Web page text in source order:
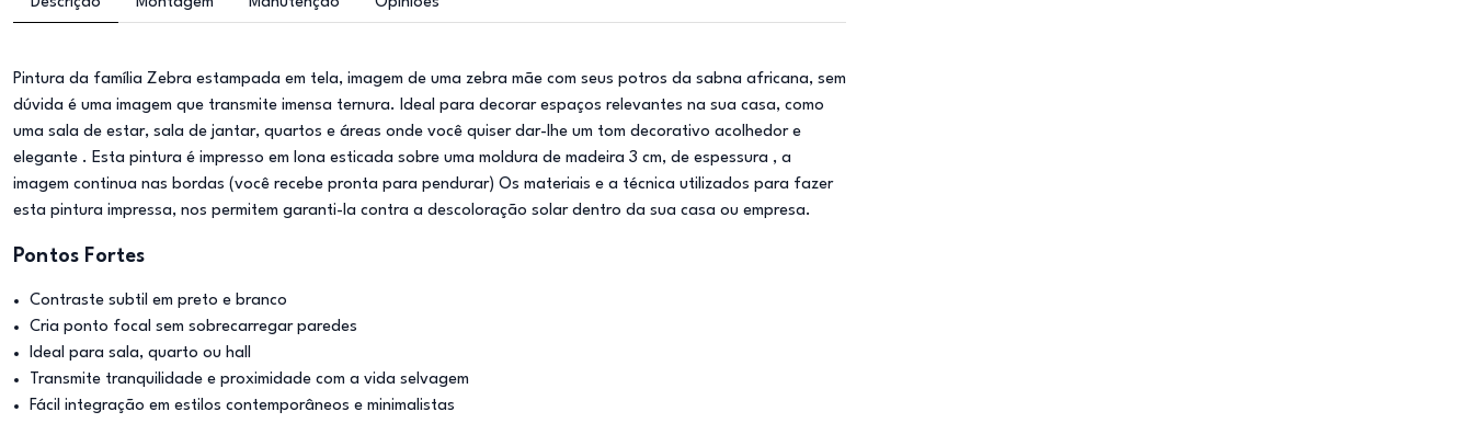
Pintura da família Zebra estampada em tela, imagem de uma zebra mãe com seus potros da sabna africana, sem
dúvida é uma imagem que transmite imensa ternura. Ideal para decorar espaços relevantes na sua casa, como
uma sala de estar, sala de jantar, quartos e áreas onde você quiser dar-lhe um tom decorativo acolhedor e
elegante . Esta pintura é impresso em lona esticada sobre uma moldura de madeira 3 cm, de espessura , a
imagem continua nas bordas (você recebe pronta para pendurar) Os materiais e a técnica utilizados para fazer
esta pintura impressa, nos permitem garanti-la contra a descoloração solar dentro da sua casa ou empresa.
Pontos Fortes
Contraste subtil em preto e branco
Cria ponto focal sem sobrecarregar paredes
Ideal para sala, quarto ou hall
Transmite tranquilidade e proximidade com a vida selvagem
Fácil integração em estilos contemporâneos e minimalistas